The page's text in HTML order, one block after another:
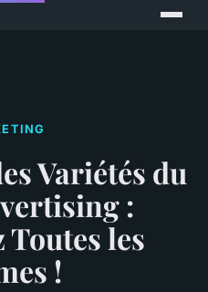
Variétés du
:
Toutes les
!